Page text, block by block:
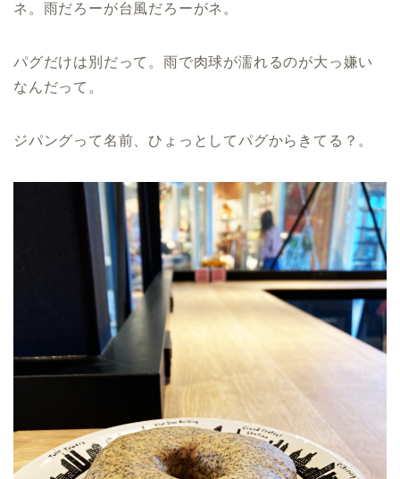
ネ。雨だろーが台風だろーがネ。
パグだけは別だって。雨で肉球が濡れるのが大っ嫌い
なんだって。
ジパングって名前、ひょっとしてパグからきてる？。